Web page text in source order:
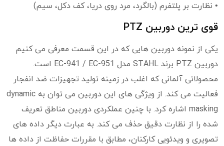
• نظارت بر پلتفرم (بالگرد، مرد روی دریا، کف دکل، سیم)
قوی ترین دوربین PTZ
یکی از نمونه دوربین هایی که در این قسمت معرفی می کنیم
دوربین PTZ برند STAHL مدل EC-941 / EC-951 است.
محصولاتی آلمانی که اغلب در زمینه تولید تجهیزات ضد انفجار
فعالیت می کند. از ویژگی های این دوربین می توان به dynamic
masking اشاره کرد. با چنین عملکردی دوربین مناطق تعریف
شده را از نظارت دقیق حذف می کند. به عبارت دیگر داده های
تصویری و ویدئویی کارکنان، مطابق با مقررات حفاظت از داده ها